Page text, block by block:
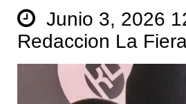
Junio 3, 2026
Redaccion La